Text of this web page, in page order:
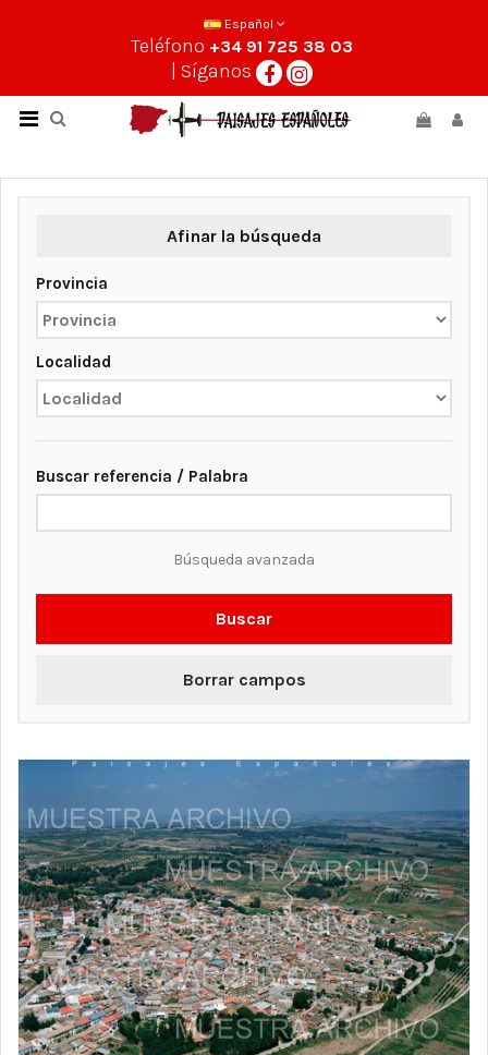
Español
Teléfono +34 91 725 38 03
| Síganos
Afinar la búsqueda
Provincia
Localidad
Buscar referencia / Palabra
Búsqueda avanzada
Buscar
Borrar campos